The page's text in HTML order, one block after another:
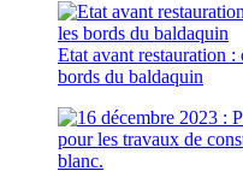
Etat avant restauration :
bords du baldaquin